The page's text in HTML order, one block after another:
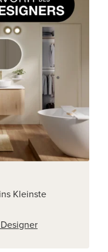
Kleinste